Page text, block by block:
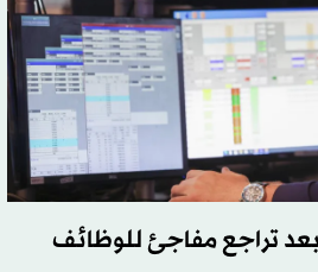
تراجع مفاجئ للوظائف